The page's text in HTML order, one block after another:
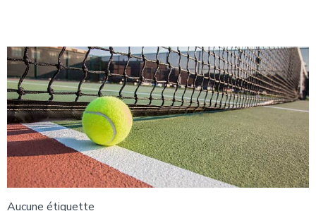
Aucune étiquette